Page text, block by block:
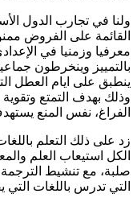
ولنا في تجارب الدول
القائمة على الفروض
معرفيا وزمنيا في
بالتمييز وينخرطون
ينطبق على ايام العطل
وذلك بهدف التمتع
الفراغ، نفس المنع
زد على ذلك التعلم
الكل استيعاب العلم
صلبة، مع تنشيط
التي تدرس باللغات التي